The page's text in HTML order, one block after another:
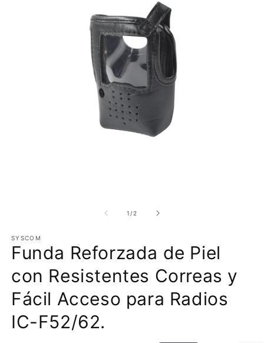
una
ventana
modal
1 /de
2
SYSCOM
Funda Reforzada de Piel
con Resistentes Correas y
Fácil Acceso para Radios
IC-F52/62.